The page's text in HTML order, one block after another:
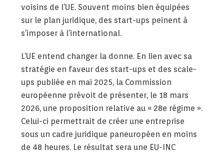
voisins de l’UE. Souvent moins bien équipées
sur le plan juridique, des start-ups peinent à
s’imposer à l’international.
L’UE entend changer la donne. En lien avec sa
stratégie en faveur des start-ups et des scale-
ups publiée en mai 2025, la Commission
européenne prévoit de présenter, le 18 mars
2026, une proposition relative au « 28e régime ».
Celui-ci permettrait de créer une entreprise
sous un cadre juridique paneuropéen en moins
de 48 heures. Le résultat sera une EU-INC